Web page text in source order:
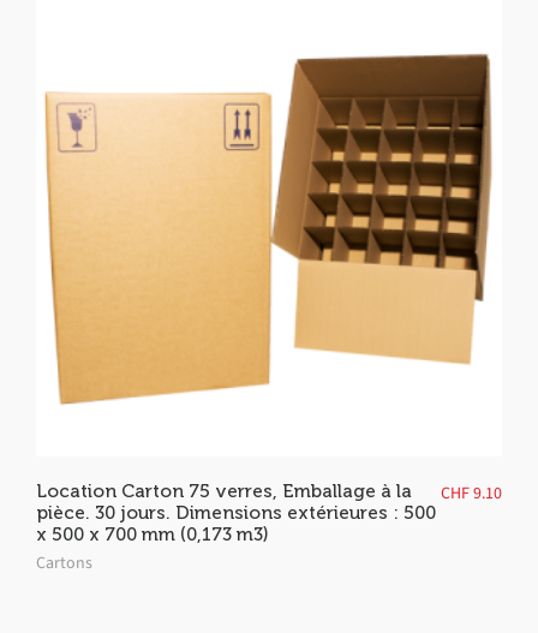
Location Carton 75 verres, Emballage à la
pièce. 30 jours. Dimensions extérieures : 500
x 500 x 700 mm (0,173 m3)
Cartons
CHF9.10